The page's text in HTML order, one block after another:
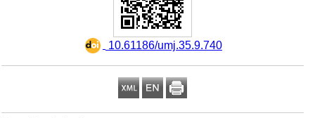
‎ 10.61186/umj.35.9.740